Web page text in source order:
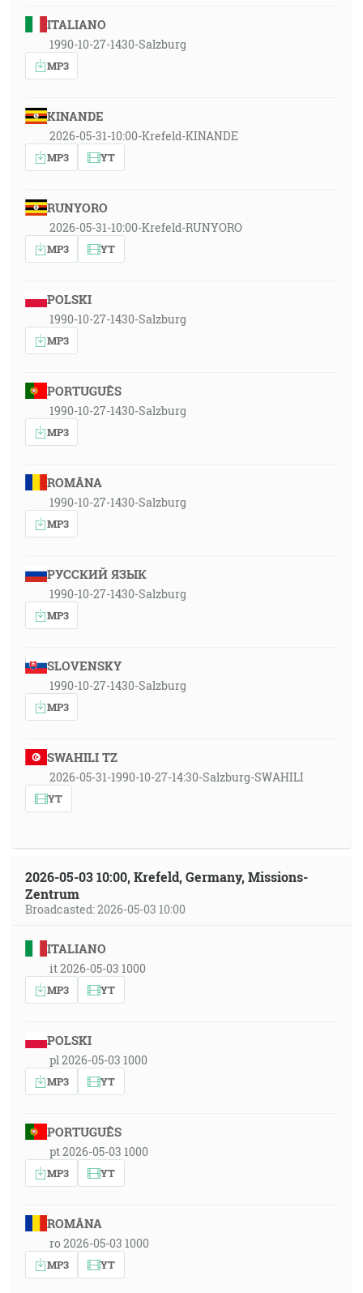
ITALIANO
1990-10-27-1430-Salzburg
MP3
KINANDE
2026-05-31-10:00-Krefeld-KINANDE
MP3 YT
RUNYORO
2026-05-31-10:00-Krefeld-RUNYORO
MP3 YT
POLSKI
1990-10-27-1430-Salzburg
MP3
PORTUGUÊS
1990-10-27-1430-Salzburg
MP3
ROMÂNA
1990-10-27-1430-Salzburg
MP3
РУССКИЙ ЯЗЫК
1990-10-27-1430-Salzburg
MP3
SLOVENSKY
1990-10-27-1430-Salzburg
MP3
SWAHILI TZ
2026-05-31-1990-10-27-14:30-Salzburg-SWAHILI
YT
2026-05-03 10:00, Krefeld, Germany, Missions-
Zentrum
Broadcasted: 2026-05-03 10:00
ITALIANO
it 2026-05-03 1000
MP3 YT
POLSKI
pl 2026-05-03 1000
MP3 YT
PORTUGUÊS
pt 2026-05-03 1000
MP3 YT
ROMÂNA
ro 2026-05-03 1000
MP3 YT